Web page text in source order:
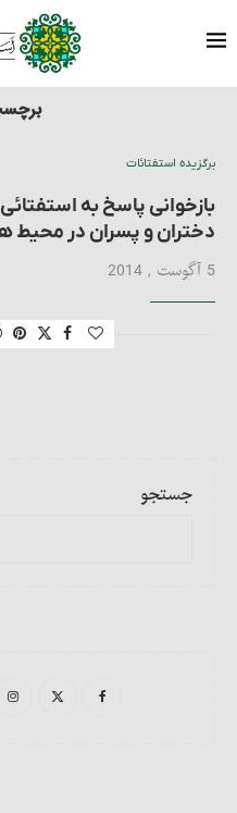
برگزیده استفتائات
بازخوانی پاسخ به
دختران و پسران در محيط
5 آگوست , 2014
جستجو